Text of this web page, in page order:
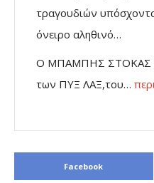
τραγουδιών
όνειρο αληθινό…
Ο ΜΠΑΜΠΗΣ ΣΤΟΚΑΣ
των ΠΥΞ ΛΑΞ,του…
Facebook